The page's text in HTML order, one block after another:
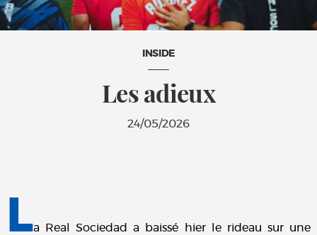
INSIDE
Les adieux
24/05/2026
La Real Sociedad a baissé hier le rideau sur une